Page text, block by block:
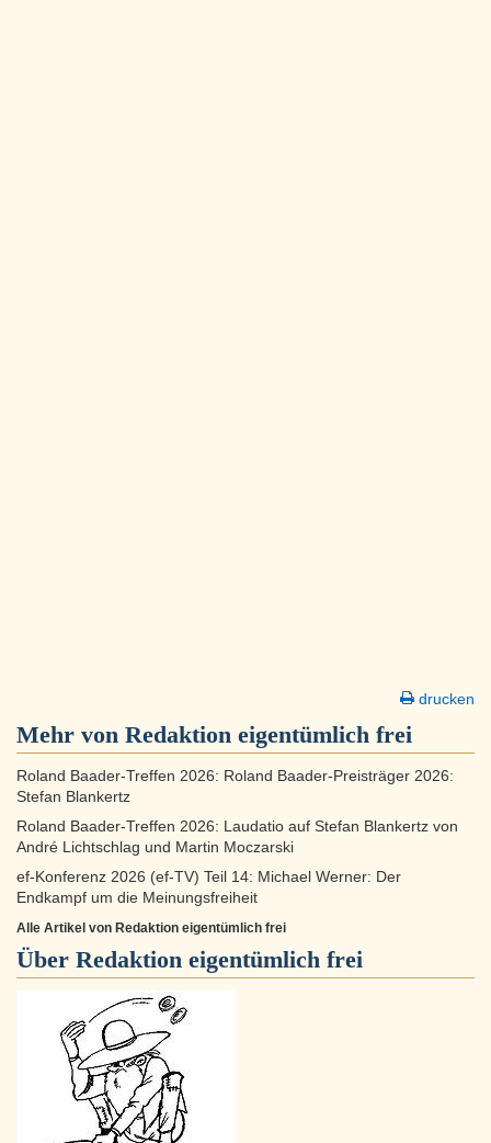
drucken
Mehr von Redaktion eigentümlich frei
Roland Baader-Treffen 2026: Roland Baader-Preisträger 2026:
Stefan Blankertz
Roland Baader-Treffen 2026: Laudatio auf Stefan Blankertz von
André Lichtschlag und Martin Moczarski
ef-Konferenz 2026 (ef-TV) Teil 14: Michael Werner: Der
Endkampf um die Meinungsfreiheit
Alle Artikel von Redaktion eigentümlich frei
Über Redaktion eigentümlich frei